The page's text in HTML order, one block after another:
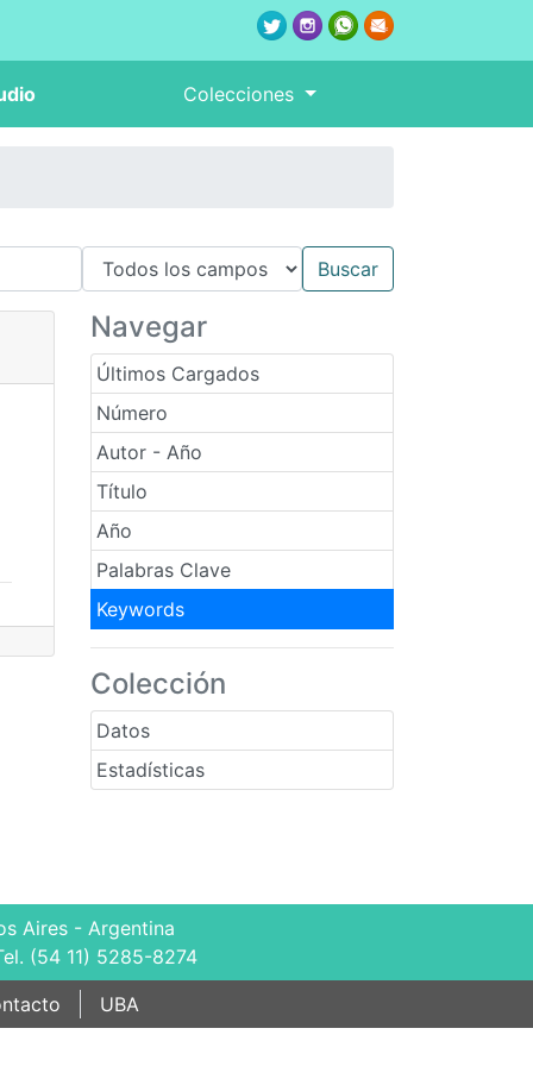
Colecciones
Navegar
Últimos Cargados
Número
Autor - Año
Título
Año
Palabras Clave
Keywords
Colección
Datos
Estadísticas
Aires - Argentina
(54 11) 5285-8274
UBA